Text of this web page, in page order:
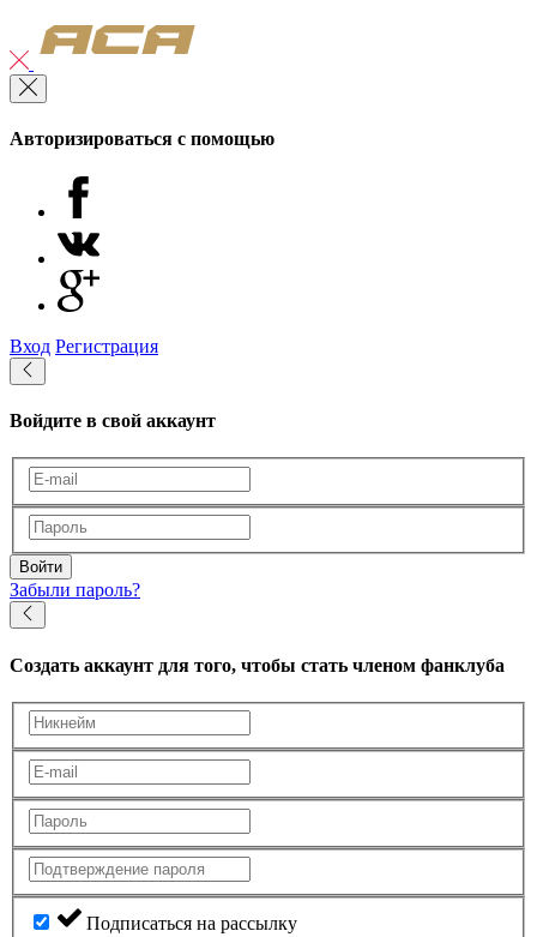
Авторизироваться с помощью
Вход Регистрация
Войдите в свой аккаунт
Войти
Забыли пароль?
Создать аккаунт для того, чтобы стать членом фанклуба
Подписаться на рассылку